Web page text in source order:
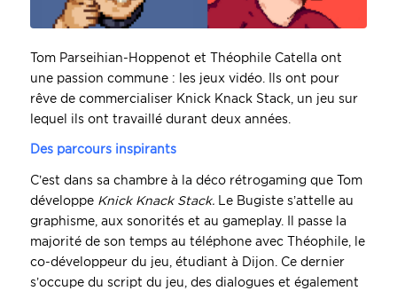
Tom Parseihian-Hoppenot et Théophile Catella ont
une passion commune : les jeux vidéo. Ils ont pour
rêve de commercialiser Knick Knack Stack, un jeu sur
lequel ils ont travaillé durant deux années.
Des parcours inspirants
C’est dans sa chambre à la déco rétrogaming que Tom
développe Knick Knack Stack. Le Bugiste s’attelle au
graphisme, aux sonorités et au gameplay. Il passe la
majorité de son temps au téléphone avec Théophile, le
co-développeur du jeu, étudiant à Dijon. Ce dernier
s’occupe du script du jeu, des dialogues et également